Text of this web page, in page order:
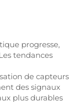
progresse,
tendances
de capteurs
des signaux
plus durables